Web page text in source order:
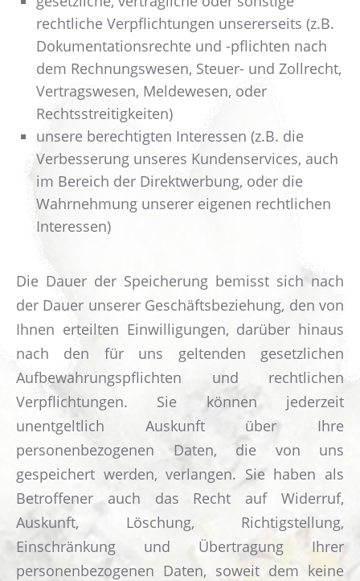
rechtliche Verpflichtungen unsererseits (z.B.
Dokumentationsrechte und -pflichten nach
dem Rechnungswesen, Steuer- und Zollrecht,
Vertragswesen, Meldewesen, oder
Rechtsstreitigkeiten)
unsere berechtigten Interessen (z.B. die
Verbesserung unseres Kundenservices, auch
im Bereich der Direktwerbung, oder die
Wahrnehmung unserer eigenen rechtlichen
Interessen)
Die Dauer der Speicherung bemisst sich nach
der Dauer unserer Geschäftsbeziehung, den von
Ihnen erteilten Einwilligungen, darüber hinaus
nach den für uns geltenden gesetzlichen
Aufbewahrungspflichten und rechtlichen
Verpflichtungen. Sie können jederzeit
unentgeltlich Auskunft über Ihre
personenbezogenen Daten, die von uns
gespeichert werden, verlangen. Sie haben als
Betroffener auch das Recht auf Widerruf,
Auskunft, Löschung, Richtigstellung,
Einschränkung und Übertragung Ihrer
personenbezogenen Daten, soweit dem keine